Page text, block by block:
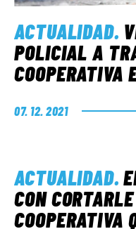
ACTUALIDAD.
POLICIAL A
COOPERATIVA
07. 12. 2021
ACTUALIDAD.
CON
COOPERATIVA